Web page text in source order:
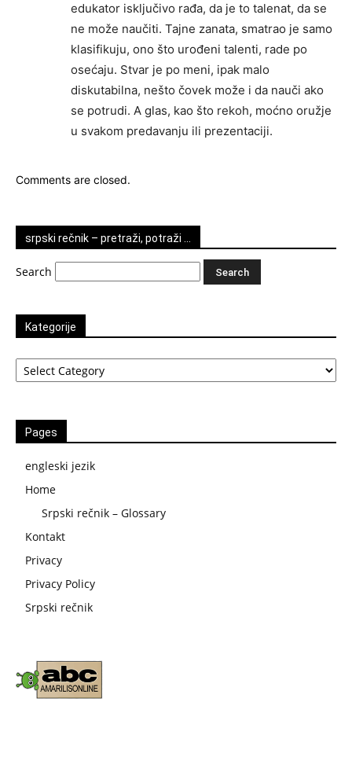
edukator isključivo rađa, da je to talenat, da se
ne može naučiti. Tajne zanata, smatrao je samo
klasifikuju, ono što urođeni talenti, rade po
osećaju. Stvar je po meni, ipak malo
diskutabilna, nešto čovek može i da nauči ako
se potrudi. A glas, kao što rekoh, moćno oružje
u svakom predavanju ili prezentaciji.
Comments are closed.
srpski rečnik – pretraži, potraži …
Search
Kategorije
Kategorije
Pages
engleski jezik
Home
Srpski rečnik – Glossary
Kontakt
Privacy
Privacy Policy
Srpski rečnik